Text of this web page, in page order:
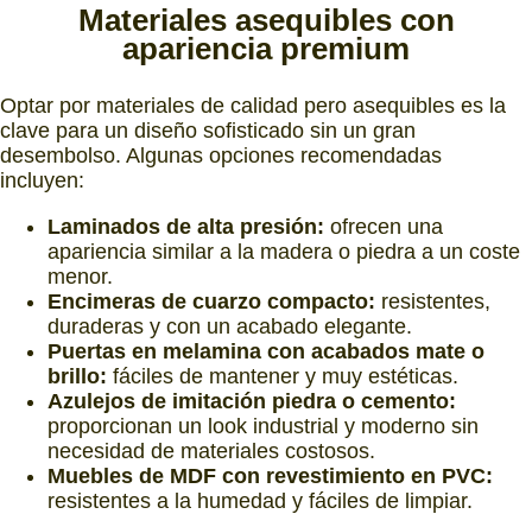
Materiales asequiblescon
apariencia premium
Optar por materiales de calidad pero asequibles es la
clave para un diseño sofisticado sin un gran
desembolso. Algunas opciones recomendadas
incluyen:
Laminados de alta presión: ofrecen una
apariencia similar a la madera o piedra a un coste
menor.
Encimeras de cuarzo compacto: resistentes,
duraderas y con un acabado elegante.
Puertas en melamina con acabados mate o
brillo: fáciles de mantener y muy estéticas.
Azulejos de imitación piedra o cemento:
proporcionan un look industrial y moderno sin
necesidad de materiales costosos.
Muebles de MDF con revestimiento en PVC:
resistentes a la humedad y fáciles de limpiar.